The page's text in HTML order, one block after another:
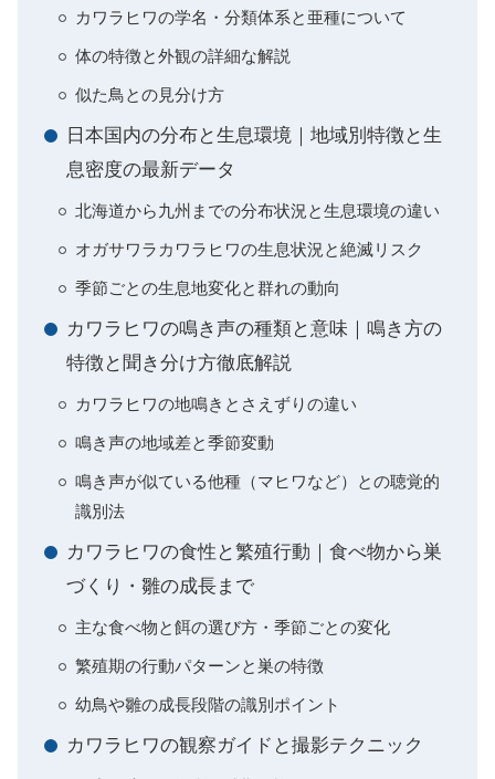
カワラヒワの学名・分類体系と亜種について
体の特徴と外観の詳細な解説
似た鳥との見分け方
日本国内の分布と生息環境｜地域別特徴と生
息密度の最新データ
北海道から九州までの分布状況と生息環境の違い
オガサワラカワラヒワの生息状況と絶滅リスク
季節ごとの生息地変化と群れの動向
カワラヒワの鳴き声の種類と意味｜鳴き方の
特徴と聞き分け方徹底解説
カワラヒワの地鳴きとさえずりの違い
鳴き声の地域差と季節変動
鳴き声が似ている他種（マヒワなど）との聴覚的
識別法
カワラヒワの食性と繁殖行動｜食べ物から巣
づくり・雛の成長まで
主な食べ物と餌の選び方・季節ごとの変化
繁殖期の行動パターンと巣の特徴
幼鳥や雛の成長段階の識別ポイント
カワラヒワの観察ガイドと撮影テクニック